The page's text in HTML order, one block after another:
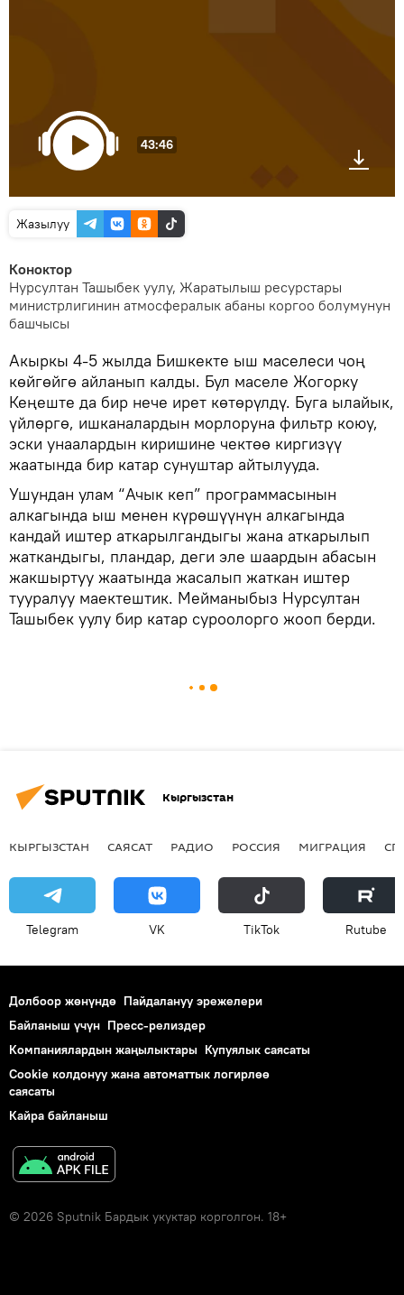
43:46
Жазылуу
Коноктор
Нурсултан Ташыбек уулу, Жаратылыш ресурстары
министрлигинин атмосфералык абаны коргоо болумунун
башчысы
Акыркы 4-5 жылда Бишкекте ыш маселеси чоң
көйгөйгө айланып калды. Бул маселе Жогорку
Кеңеште да бир нече ирет көтөрүлдү. Буга ылайык,
үйлөргө, ишканалардын морлоруна фильтр коюу,
эски унаалардын киришине чектөө киргизүү
жаатында бир катар сунуштар айтылууда.
Ушундан улам “Ачык кеп” программасынын
алкагында ыш менен күрөшүүнүн алкагында
кандай иштер аткарылгандыгы жана аткарылып
жаткандыгы, пландар, деги эле шаардын абасын
жакшыртуу жаатында жасалып жаткан иштер
тууралуу маектештик. Мейманыбыз Нурсултан
Ташыбек уулу бир катар суроолорго жооп берди.
Кыргызстан
КЫРГЫЗСТАН САЯСАТ РАДИО РОССИЯ МИГРАЦИЯ
Telegram VK ТikТоk Rutube
Долбоор жөнүндө Пайдалануу эрежелери
Байланыш үчүн Пресс-релиздер
Компаниялардын жаңылыктары Купуялык саясаты
Cookie колдонуу жана автоматтык логирлөө
саясаты
Кайра байланыш
© 2026 Sputnik Бардык укуктар корголгон. 18+